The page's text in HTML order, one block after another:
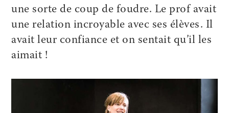
une sorte de coup de foudre. Le prof avait
une relation incroyable avec ses élèves. Il
avait leur confiance et on sentait qu’il les
aimait !